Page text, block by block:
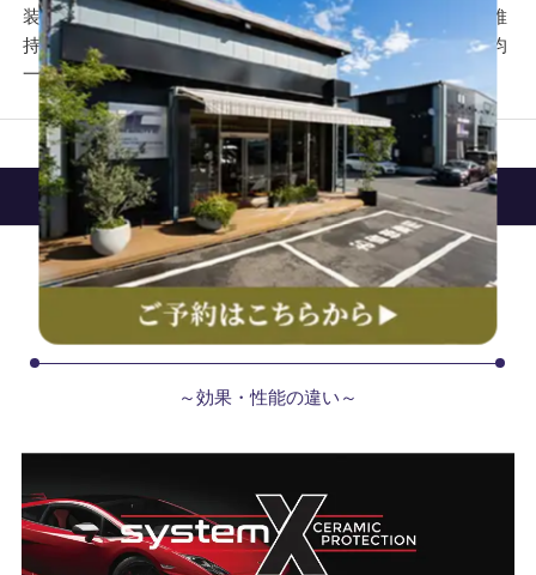
装に対する密着性が向上し、撥水効果や防汚効果を長い間維
持させることが可能となり、表面が滑らかになるほど光が均
一に反射されるため、深みのある美しい光沢が生まれます。
東京都港区のお客様から選ばれる理由①
カーコーティング商品別性能グラフ
～効果・性能の違い～